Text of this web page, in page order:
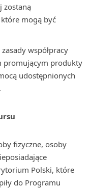
zostaną
mogą być
współpracy
promującym produkty
udostępnionych
fizyczne, osoby
Polski, które
do Programu